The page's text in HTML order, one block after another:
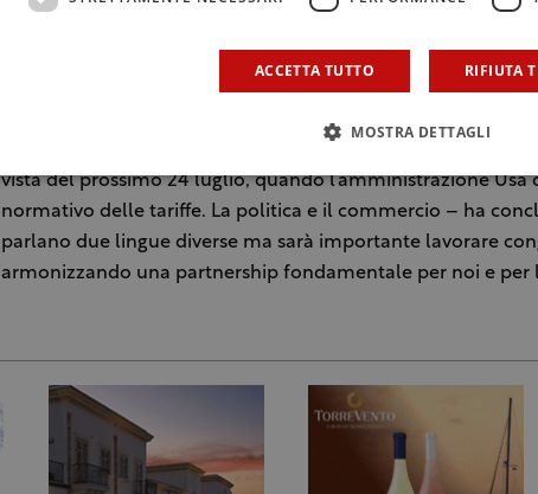
cambiamento ormai strutturale delle modalità di
di gran lunga il nostro primo mercato, sia allo stato attuale
vista del prossimo 24 luglio, quando l’amministrazione
normativo delle tariffe. La politica e il commercio – ha
parlano due lingue diverse ma sarà importante lavorare
armonizzando una partnership fondamentale per noi e per
ACCETTA TUTTO RIFIUTA
MOSTRA DETTAGLI